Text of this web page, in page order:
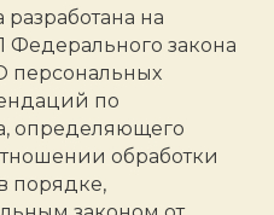
на
Федерального закона
персональных
по
определяющего
обработки
порядке,